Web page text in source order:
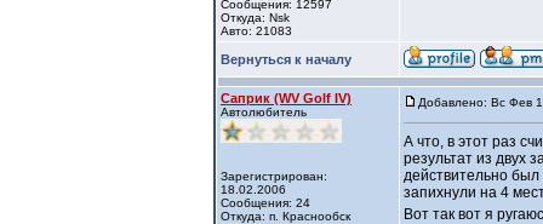
Сообщения: 12597
Откуда: Nsk
Авто: 21083
Вернуться к началу
Саприк (WV Golf IV)
Автолюбитель
Зарегистрирован:
18.02.2006
Сообщения: 24
Откуда: п. Краснообск
Добавлено: Вс Фев
А что, в этот раз
результат из двух
действительно
запихнули на 4
Вот так вот я